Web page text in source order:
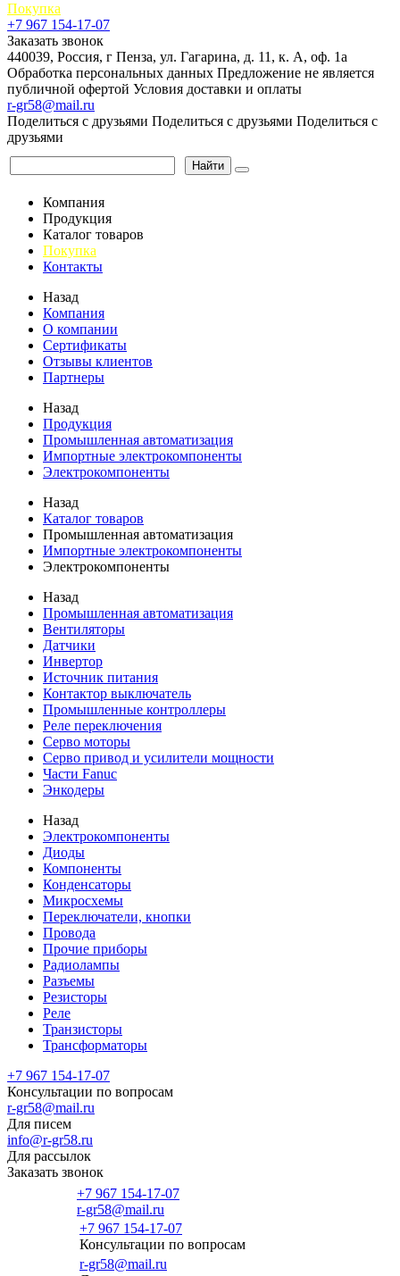
Покупка
+7 967 154-17-07
Заказать звонок
440039, Россия, г Пенза, ул. Гагарина, д. 11, к. А, оф. 1а
Обработка персональных данных Предложение не является
публичной офертой Условия доставки и оплаты
r-gr58@mail.ru
Поделиться с друзьями Поделиться с друзьями Поделиться с
друзьями
Найти
Компания
Продукция
Каталог товаров
Покупка
Контакты
Назад
Компания
О компании
Сертификаты
Отзывы клиентов
Партнеры
Назад
Продукция
Промышленная автоматизация
Импортные электрокомпоненты
Электрокомпоненты
Назад
Каталог товаров
Промышленная автоматизация
Импортные электрокомпоненты
Электрокомпоненты
Назад
Промышленная автоматизация
Вентиляторы
Датчики
Инвертор
Источник питания
Контактор выключатель
Промышленные контроллеры
Реле переключения
Серво моторы
Серво привод и усилители мощности
Части Fanuc
Энкодеры
Назад
Электрокомпоненты
Диоды
Компоненты
Конденсаторы
Микросхемы
Переключатели, кнопки
Провода
Прочие приборы
Радиолампы
Разъемы
Резисторы
Реле
Транзисторы
Трансформаторы
+7 967 154-17-07
Консультации по вопросам
r-gr58@mail.ru
Для писем
info@r-gr58.ru
Для рассылок
Заказать звонок
+7 967 154-17-07
r-gr58@mail.ru
+7 967 154-17-07
Консультации по вопросам
r-gr58@mail.ru